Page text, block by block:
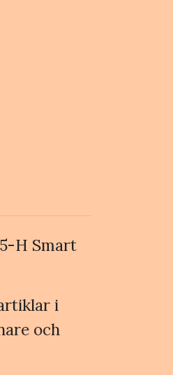
H Smart
i
och